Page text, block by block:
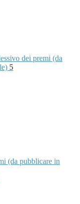
dei premi (da
5
(da pubblicare in